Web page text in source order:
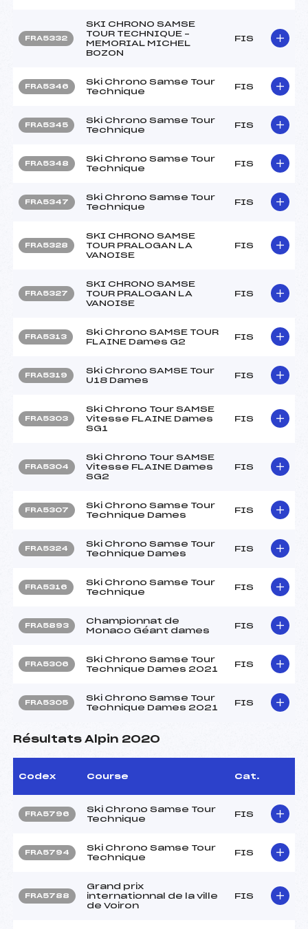
FRA5332
SKI CHRONO SAMSE
TOUR TECHNIQUE –
MEMORIAL MICHEL
BOZON
FIS
FRA5346
Ski Chrono Samse Tour
Technique
FIS
FRA5345
Ski Chrono Samse Tour
Technique
FIS
FRA5348
Ski Chrono Samse Tour
Technique
FIS
FRA5347
Ski Chrono Samse Tour
Technique
FIS
FRA5328
SKI CHRONO SAMSE
TOUR PRALOGAN LA
VANOISE
FIS
FRA5327
SKI CHRONO SAMSE
TOUR PRALOGAN LA
VANOISE
FIS
FRA5313
Ski Chrono SAMSE TOUR
FLAINE Dames G2
FIS
FRA5319
Ski Chrono SAMSE Tour
U18 Dames
FIS
FRA5303
Ski Chrono Tour SAMSE
Vitesse FLAINE Dames
SG1
FIS
FRA5304
Ski Chrono Tour SAMSE
Vitesse FLAINE Dames
SG2
FIS
FRA5307
Ski Chrono Samse Tour
Technique Dames
FIS
FRA5324
Ski Chrono Samse Tour
Technique Dames
FIS
FRA5316
Ski Chrono Samse Tour
Technique
FIS
FRA5893
Championnat de
Monaco Géant dames
FIS
FRA5306
Ski Chrono Samse Tour
Technique Dames 2021
FIS
FRA5305
Ski Chrono Samse Tour
Technique Dames 2021
FIS
Résultats Alpin 2020
Codex Course Cat.
FRA5796
Ski Chrono Samse Tour
Technique
FIS
FRA5794
Ski Chrono Samse Tour
Technique
FIS
FRA5788
Grand prix
internationnal de la ville
de Voiron
FIS